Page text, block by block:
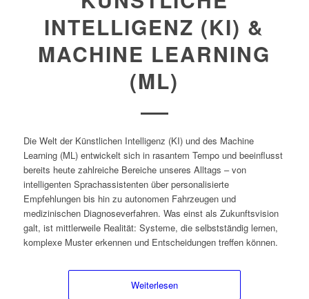
INTELLIGENZ (KI) &
MACHINE LEARNING
(ML)
Die Welt der Künstlichen Intelligenz (KI) und des Machine
Learning (ML) entwickelt sich in rasantem Tempo und beeinflusst
bereits heute zahlreiche Bereiche unseres Alltags – von
intelligenten Sprachassistenten über personalisierte
Empfehlungen bis hin zu autonomen Fahrzeugen und
medizinischen Diagnoseverfahren. Was einst als Zukunftsvision
galt, ist mittlerweile Realität: Systeme, die selbstständig lernen,
komplexe Muster erkennen und Entscheidungen treffen können.
Weiterlesen